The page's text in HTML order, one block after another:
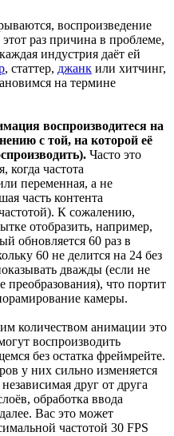
воспроизведение
раз причина в проблеме,
индустрия даёт ей
, статтер, джанк или хитчинг,
на термине
воспроизводитеся на
с той, на которой её
Часто это
когда частота
переменная, а не
часть контента
К сожалению,
отобразить, например,
обновляется 60 раз в
60 не делится на 24 без
дважды (если не
преобразования), что портит
камеры.
количеством анимации это
воспроизводить
без остатка фреймрейте.
у них сильно изменяется
друг от друга
обработка ввода
Вас это может
частотой 30 FPS